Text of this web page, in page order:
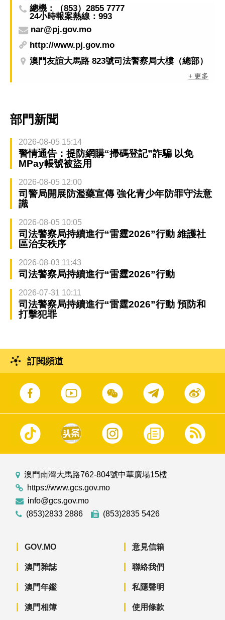
總機：（853）2855 7777
24小時報案熱線：993
nar@pj.gov.mo
http://www.pj.gov.mo
澳門友誼大馬路 823號司法警察局大樓（總部）
+ 更多
部門新聞
2026-08-05 15:14
警情通告：提防網購“掃碼登記”詐騙 以免
MPay帳號被盜用
2026-08-05 12:00
司警局開展防濫藥宣傳 強化青少年防罪守法意
識
2026-08-05 10:05
司法警察局持續進行“雷霆2026”行動 維護社
區治安秩序
2026-08-03 11:43
司法警察局持續進行“雷霆2026”行動
2026-07-31 10:11
司法警察局持續進行“雷霆2026”行動 預防和
打擊犯罪
訂閱頻道
澳門南灣大馬路762-804號中華廣場15樓
https://www.gcs.gov.mo
info@gcs.gov.mo
(853)2833 2886
(853)2835 5426
GOV.MO
澳門雜誌
澳門年鑑
澳門相簿
意見信箱
聯絡我們
私隱聲明
使用條款